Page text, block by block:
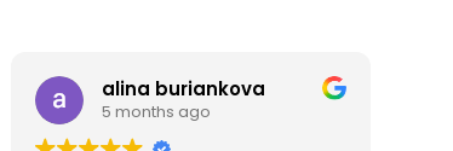
Bohumila Zelinková
5 months ago